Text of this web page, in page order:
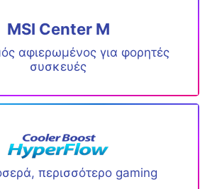
MSI Center M
αφιερωμένος για φορητές
συσκευές
περισσότερο gaming